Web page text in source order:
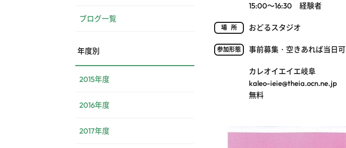
15:00～16:30 経験者
場所 おどるスタジオ
参加形態 事前募集・空きあれば当日可
カレオイエイエ岐阜
kaleo-ieie@theia.ocn.ne.jp
無料
ブログ一覧
年度別
2015年度
2016年度
2017年度